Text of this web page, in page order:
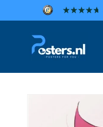
Meteen
naar de
content
Ga direct naar
productinformatie